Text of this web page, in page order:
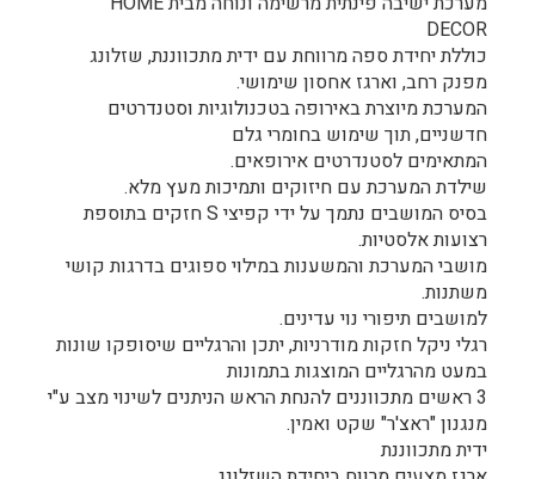
DECOR
כוללת יחידת ספה מרווחת עם ידית מתכווננת, שזלונג
מפנק רחב, וארגז אחסון שימושי.
המערכת מיוצרת באירופה בטכנולוגיות וסטנדרטים
חדשניים, תוך שימוש בחומרי גלם
המתאימים לסטנדרטים אירופאים.
שילדת המערכת עם חיזוקים ותמיכות מעץ מלא.
בסיס המושבים נתמך על ידי קפיצי S חזקים בתוספת
רצועות אלסטיות.
מושבי המערכת והמשענות במילוי ספוגים בדרגות קושי
משתנות.
למושבים תיפורי נוי עדינים.
רגלי ניקל חזקות מודרניות, יתכן והרגליים שיסופקו שונות
במעט מהרגליים המוצגות בתמונות
3 ראשים מתכווננים להנחת הראש הניתנים לשינוי מצב ע"י
מנגנון "ראצ'ר" שקט ואמין.
ידית מתכווננת